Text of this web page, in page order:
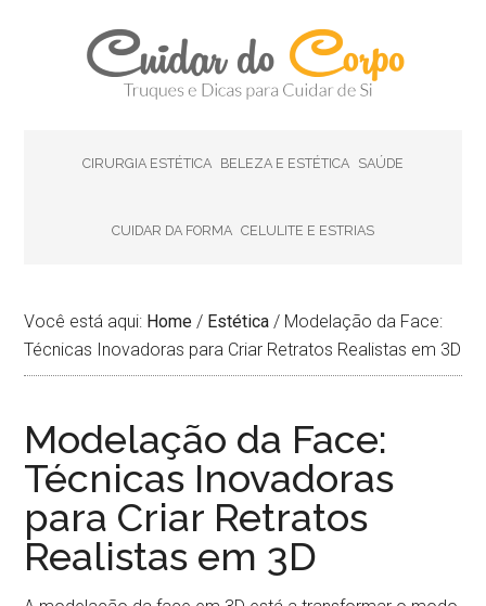
CIRURGIA ESTÉTICA BELEZA E ESTÉTICA SAÚDE
CUIDAR DA FORMA CELULITE E ESTRIAS
Você está aqui: Home / Estética / Modelação da Face:
Técnicas Inovadoras para Criar Retratos Realistas em 3D
Modelação da Face:
Técnicas Inovadoras
para Criar Retratos
Realistas em 3D